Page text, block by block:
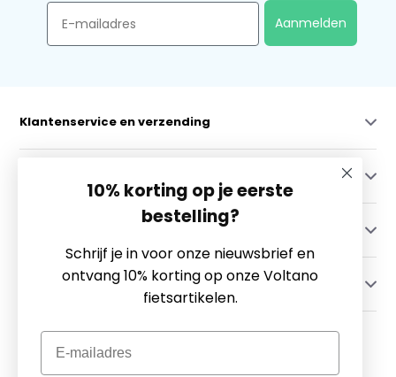
Email
Aanmelden
Klantenservice en verzending
Contact
10% korting op je eerste
bestelling?
Schrijf je in voor onze nieuwsbrief en
ontvang 10% korting op onze Voltano
fietsartikelen.
Email